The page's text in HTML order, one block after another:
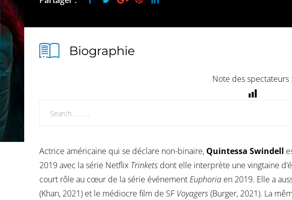
Biographie
Note des spectateurs
Actrice américaine qui se déclare non-binaire, Quintessa Swindell
2019 avec la série Netflix Trinkets dont elle interprète une vingtaine
court rôle au cœur de la série événementEuphoria en 2019. Elle a
(Khan, 2021) et le médiocre film de SF Voyagers(Burger, 2021). La